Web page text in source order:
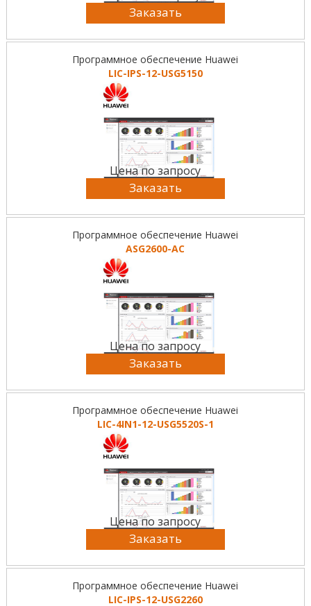
Заказать
Программное обеспечение Huawei
LIC-IPS-12-USG5150
Цена по запросу
Заказать
Программное обеспечение Huawei
ASG2600-AC
Цена по запросу
Заказать
Программное обеспечение Huawei
LIC-4IN1-12-USG5520S-1
Цена по запросу
Заказать
Программное обеспечение Huawei
LIC-IPS-12-USG2260